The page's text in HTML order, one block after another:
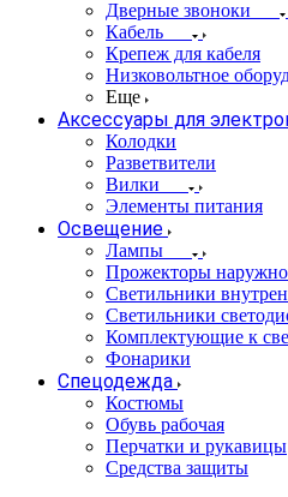
Дверные звоноки
Кабель
Крепеж для кабеля
Низковольтное
Еще
Аксессуары для
Колодки
Разветвители
Вилки
Элементы питания
Освещение
Лампы
Прожекторы
Светильники
Светильники
Комплектующие к
Фонарики
Спецодежда
Костюмы
Обувь рабочая
Перчатки и рукавицы
Средства защиты